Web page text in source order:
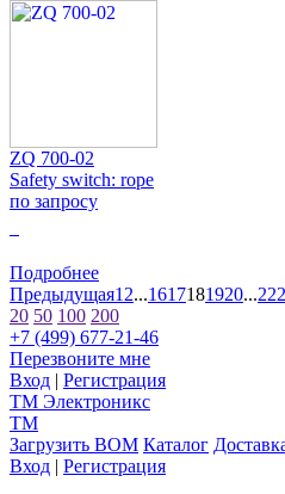
ZQ 700-02
Safety switch: rope
по запросу
Подробнее
Предыдущая1 2...1617181920...22
20 50 100 200
+7 (499) 677-21-46
Перезвоните мне
Вход | Регистрация
TM Электроникс
TM
Загрузить BOM Каталог
Вход | Регистрация